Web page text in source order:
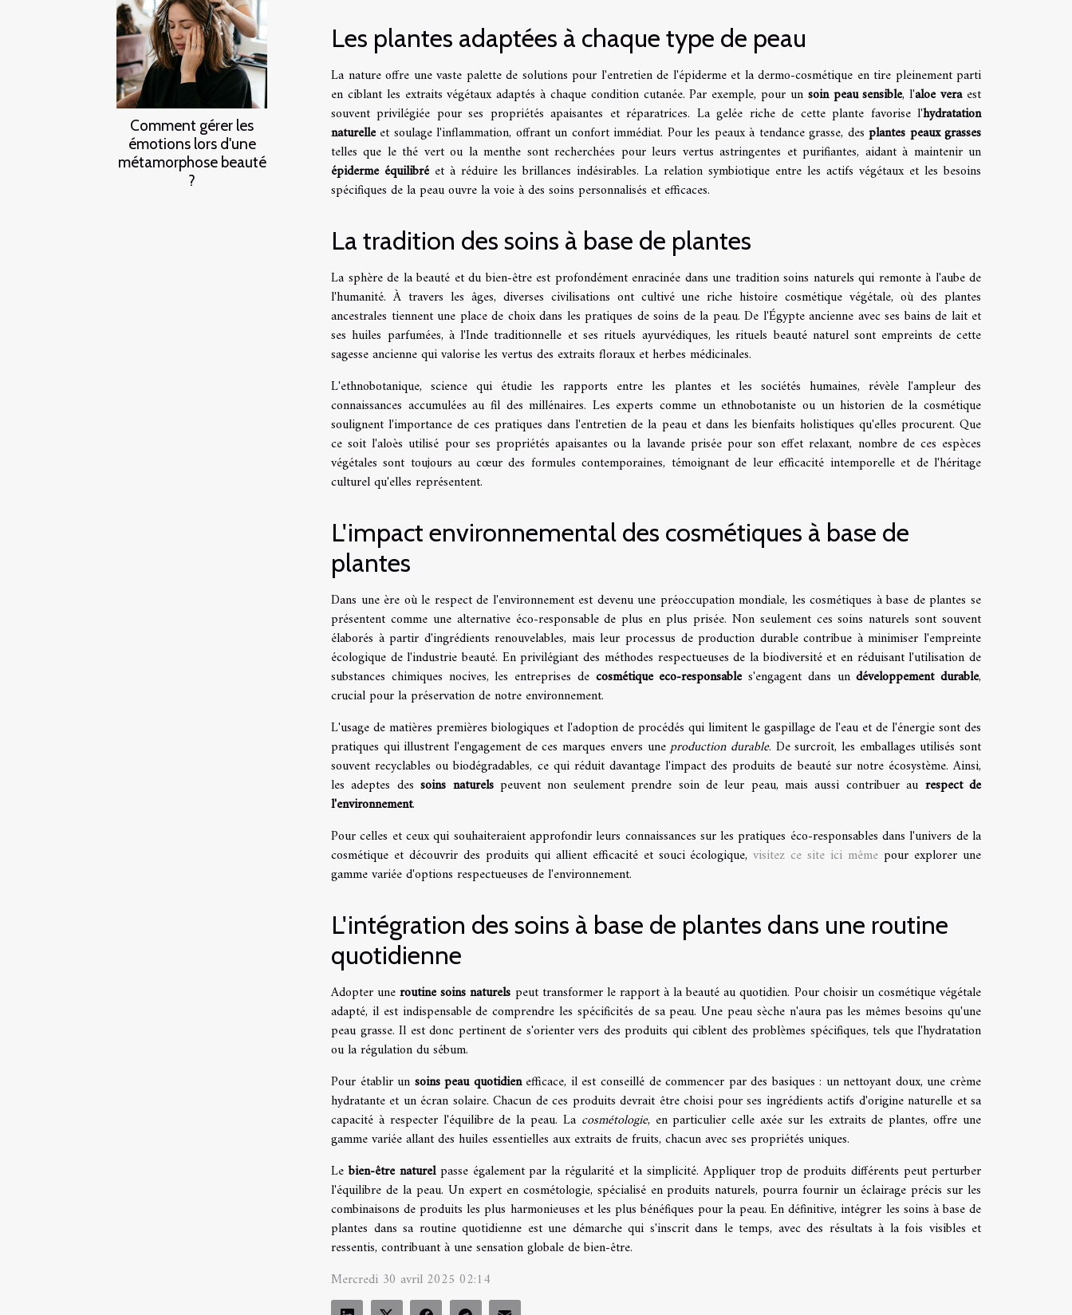
Comment gérer les
émotions lors d'une
métamorphose beauté
?
Les plantes adaptées à chaque type de peau
La nature offre une vaste palette de solutions pour l'entretien de l'épiderme et la dermo-cosmétique en tire pleinement parti
en ciblant les extraits végétaux adaptés à chaque condition cutanée. Par exemple, pour un soin peau sensible, l'aloe veraest
souvent privilégiée pour ses propriétés apaisantes et réparatrices. La gelée riche de cette plante favorise l'hydratation
naturelleet soulage l'inflammation, offrant un confort immédiat. Pour les peaux à tendance grasse, desplantes peaux grasses
telles que le thé vert ou la menthe sont recherchées pour leurs vertus astringentes et purifiantes, aidant à maintenir un
épiderme équilibréet à réduire les brillances indésirables. La relation symbiotique entre les actifs végétaux et les besoins
spécifiques de la peau ouvre la voie à des soins personnalisés et efficaces.
La tradition des soins à base de plantes
La sphère de la beauté et du bien-être est profondément enracinée dans une tradition soins naturels qui remonte à l'aube de
l'humanité. À travers les âges, diverses civilisations ont cultivé une riche histoire cosmétique végétale, où des plantes
ancestrales tiennent une place de choix dans les pratiques de soins de la peau. De l'Égypte ancienne avec ses bains de lait et
ses huiles parfumées, à l'Inde traditionnelle et ses rituels ayurvédiques, les rituels beauté naturel sont empreints de cette
sagesse ancienne qui valorise les vertus des extraits floraux et herbes médicinales.
L'ethnobotanique, science qui étudie les rapports entre les plantes et les sociétés humaines, révèle l'ampleur des
connaissances accumulées au fil des millénaires. Les experts comme un ethnobotaniste ou un historien de la cosmétique
soulignent l'importance de ces pratiques dans l'entretien de la peau et dans les bienfaits holistiques qu'elles procurent. Que
ce soit l'aloès utilisé pour ses propriétés apaisantes ou la lavande prisée pour son effet relaxant, nombre de ces espèces
végétales sont toujours au cœur des formules contemporaines, témoignant de leur efficacité intemporelle et de l'héritage
culturel qu'elles représentent.
L'impact environnemental des cosmétiques à base de
plantes
Dans une ère où le respect de l'environnement est devenu une préoccupation mondiale, les cosmétiques à base de plantes se
présentent comme une alternative éco-responsable de plus en plus prisée. Non seulement ces soins naturels sont souvent
élaborés à partir d'ingrédients renouvelables, mais leur processus de production durable contribue à minimiser l'empreinte
écologique de l'industrie beauté. En privilégiant des méthodes respectueuses de la biodiversité et en réduisant l'utilisation de
substances chimiques nocives, les entreprises de cosmétique eco-responsables'engagent dans undéveloppement durable,
crucial pour la préservation de notre environnement.
L'usage de matières premières biologiques et l'adoption de procédés qui limitent le gaspillage de l'eau et de l'énergie sont des
pratiques qui illustrent l'engagement de ces marques envers uneproduction durable. De surcroît, les emballages utilisés sont
souvent recyclables ou biodégradables, ce qui réduit davantage l'impact des produits de beauté sur notre écosystème. Ainsi,
les adeptes dessoins naturelspeuvent non seulement prendre soin de leur peau, mais aussi contribuer au respect de
l'environnement.
Pour celles et ceux qui souhaiteraient approfondir leurs connaissances sur les pratiques éco-responsables dans l'univers de la
cosmétique et découvrir des produits qui allient efficacité et souci écologique,visitez ce site ici même pour explorer une
gamme variée d'options respectueuses de l'environnement.
L'intégration des soins à base de plantes dans une routine
quotidienne
Adopter uneroutine soins naturels peut transformer le rapport à la beauté au quotidien. Pour choisir un cosmétique végétale
adapté, il est indispensable de comprendre les spécificités de sa peau. Une peau sèche n'aura pas les mêmes besoins qu'une
peau grasse. Il est donc pertinent de s'orienter vers des produits qui ciblent des problèmes spécifiques, tels que l'hydratation
ou la régulation du sébum.
Pour établir un soins peau quotidienefficace, il est conseillé de commencer par des basiques : un nettoyant doux, une crème
hydratante et un écran solaire. Chacun de ces produits devrait être choisi pour ses ingrédients actifs d'origine naturelle et sa
capacité à respecter l'équilibre de la peau. La cosmétologie, en particulier celle axée sur les extraits de plantes, offre une
gamme variée allant des huiles essentielles aux extraits de fruits, chacun avec ses propriétés uniques.
Lebien-être naturelpasse également par la régularité et la simplicité. Appliquer trop de produits différents peut perturber
l'équilibre de la peau. Un expert en cosmétologie, spécialisé en produits naturels, pourra fournir un éclairage précis sur les
combinaisons de produits les plus harmonieuses et les plus bénéfiques pour la peau. En définitive, intégrer les soins à base de
plantes dans sa routine quotidienne est une démarche qui s'inscrit dans le temps, avec des résultats à la fois visibles et
ressentis, contribuant à une sensation globale de bien-être.
Mercredi 30 avril 2025 02:14